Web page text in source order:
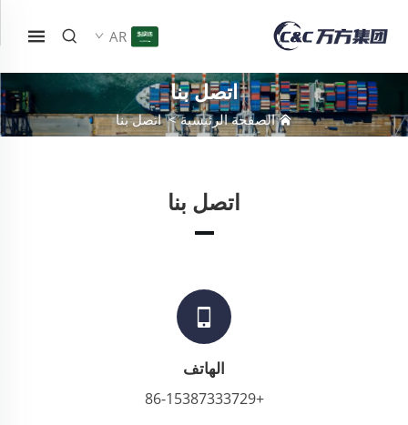
AR
اتصل بنا
الصفحة الرئيسية>اتصل بنا
اتصل بنا
الهاتف
+86-15387333729